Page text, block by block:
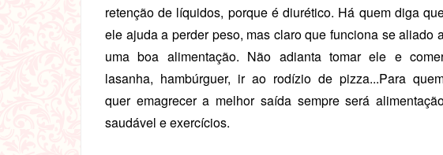
retenção de líquidos, porque é diurético. Há quem diga
ele ajuda a perder peso, mas claro que funciona se aliado
uma boa alimentação. Não adianta tomar ele e
lasanha, hambúrguer, ir ao rodízio de pizza...Para
quer emagrecer a melhor saída sempre será
saudável e exercícios.